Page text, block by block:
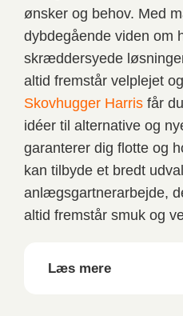
ønsker og behov. Med
dybdegående viden om
skræddersyede
altid fremstår velplejet
Skovhugger Harris får
idéer til alternative og
garanterer dig flotte og
kan tilbyde et bredt
anlægsgartnerarbejde,
altid fremstår smuk og
Læs mere